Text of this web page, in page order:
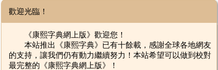
歡迎光臨！
《康熙字典網上版》歡迎您！
本站推出《康熙字典》已有十餘載，感謝全球各地網友
的支持，讓我們仍有動力繼續努力！本站希望可以做到校對
最完整的《康熙字典網上版》！